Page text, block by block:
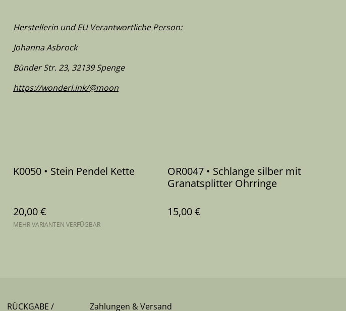
Herstellerin und EU Verantwortliche Person:
Johanna Asbrock
Bünder Str. 23, 32139 Spenge
https://wonderl.ink/@moon
K0050 • Stein Pendel Kette
20,00 €
MEHR VARIANTEN VERFÜGBAR
OR0047 • Schlange silber mit
Granatsplitter Ohrringe
15,00 €
RÜCKGABE /
Zahlungen & Versand